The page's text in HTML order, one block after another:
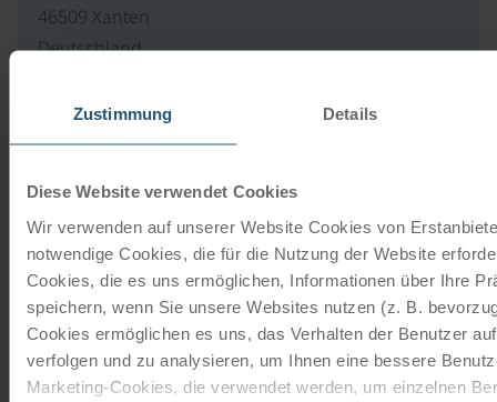
Zustimmung Details
Diese Website verwendet Cookies
Wir verwenden auf unserer Website Cookies von
notwendige Cookies, die für die Nutzung der Website
Cookies, die es uns ermöglichen, Informationen über Ihre
speichern, wenn Sie unsere Websites nutzen (z. B.
Cookies ermöglichen es uns, das Verhalten der Benutzer
verfolgen und zu analysieren, um Ihnen eine bessere
Marketing-Cookies, die verwendet werden, um einzelnen
46509 Xanten
Deutschland
Unsere Reisekataloge
Radreisen, Kreuzfahrten und
Radkreuzfahrten
JETZT KOSTENFREI BESTELLEN